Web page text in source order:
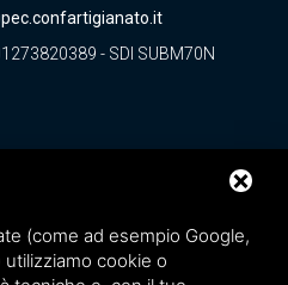
- SDI SUBM70N
(come ad esempio Google,
cookie o